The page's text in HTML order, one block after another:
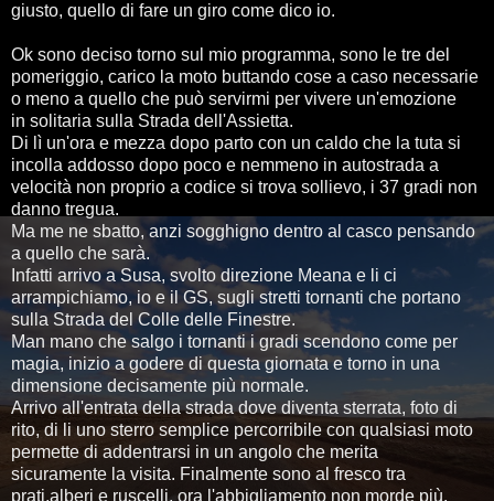
giusto, quello di fare un giro come dico io.
Ok sono deciso torno sul mio programma, sono le tre del
pomeriggio, carico la moto buttando cose a caso necessarie
o meno a quello che può servirmi per vivere un'emozione
in solitaria sulla Strada dell'Assietta.
Di lì un'ora e mezza dopo parto con un caldo che la tuta si
incolla addosso dopo poco e nemmeno in autostrada a
velocità non proprio a codice si trova sollievo, i 37 gradi non
danno tregua.
Ma me ne sbatto, anzi sogghigno dentro al casco pensando
a quello che sarà.
Infatti arrivo a Susa, svolto direzione Meana e li ci
arrampichiamo, io e il GS, sugli stretti tornanti che portano
sulla Strada del Colle delle Finestre.
Man mano che salgo i tornanti i gradi scendono come per
magia, inizio a godere di questa giornata e torno in una
dimensione decisamente più normale.
Arrivo all'entrata della strada dove diventa sterrata, foto di
rito, di li uno sterro semplice percorribile con qualsiasi moto
permette di addentrarsi in un angolo che merita
sicuramente la visita. Finalmente sono al fresco tra
prati,alberi e ruscelli, ora l'abbigliamento non morde più.